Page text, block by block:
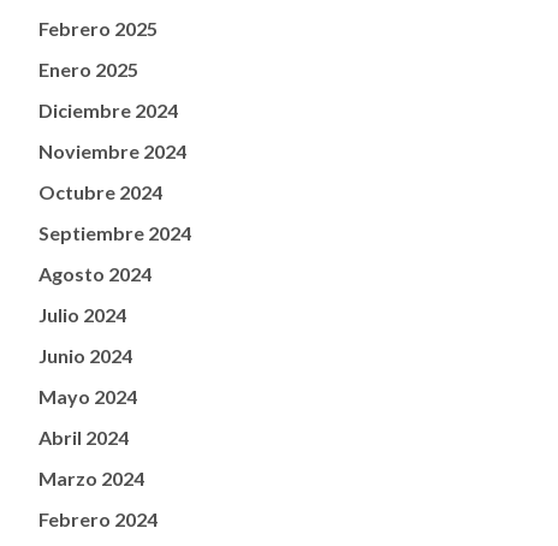
Febrero 2025
Enero 2025
Diciembre 2024
Noviembre 2024
Octubre 2024
Septiembre 2024
Agosto 2024
Julio 2024
Junio 2024
Mayo 2024
Abril 2024
Marzo 2024
Febrero 2024